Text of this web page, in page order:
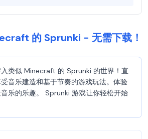
的 Sprunki - 无需下载！
类似 Minecraft 的 Sprunki 的世界！直
音乐建造和基于节奏的游戏玩法。体验
乐的乐趣。 Sprunki 游戏让你轻松开始